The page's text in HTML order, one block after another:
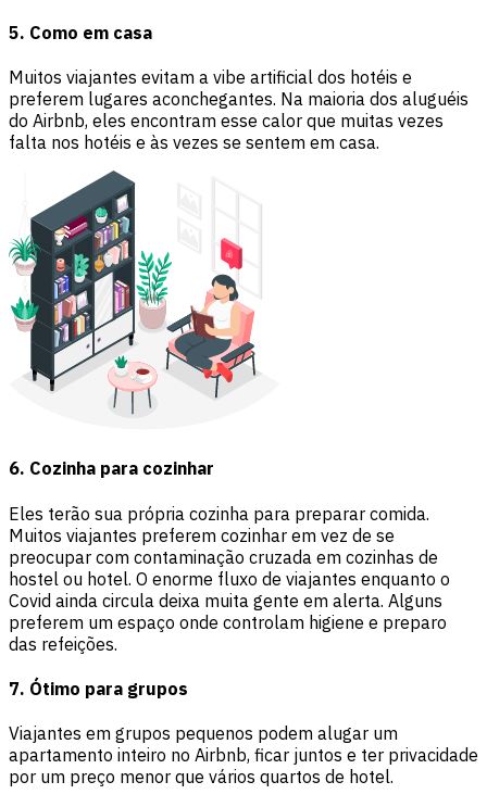
5. Como em casa
Muitos viajantes evitam a vibe artificial dos hotéis e
preferem lugares aconchegantes. Na maioria dos aluguéis
do Airbnb, eles encontram esse calor que muitas vezes
falta nos hotéis e às vezes se sentem em casa.
6. Cozinha para cozinhar
Eles terão sua própria cozinha para preparar comida.
Muitos viajantes preferem cozinhar em vez de se
preocupar com contaminação cruzada em cozinhas de
hostel ou hotel. O enorme fluxo de viajantes enquanto o
Covid ainda circula deixa muita gente em alerta. Alguns
preferem um espaço onde controlam higiene e preparo
das refeições.
7. Ótimo para grupos
Viajantes em grupos pequenos podem alugar um
apartamento inteiro no Airbnb, ficar juntos e ter privacidade
por um preço menor que vários quartos de hotel.